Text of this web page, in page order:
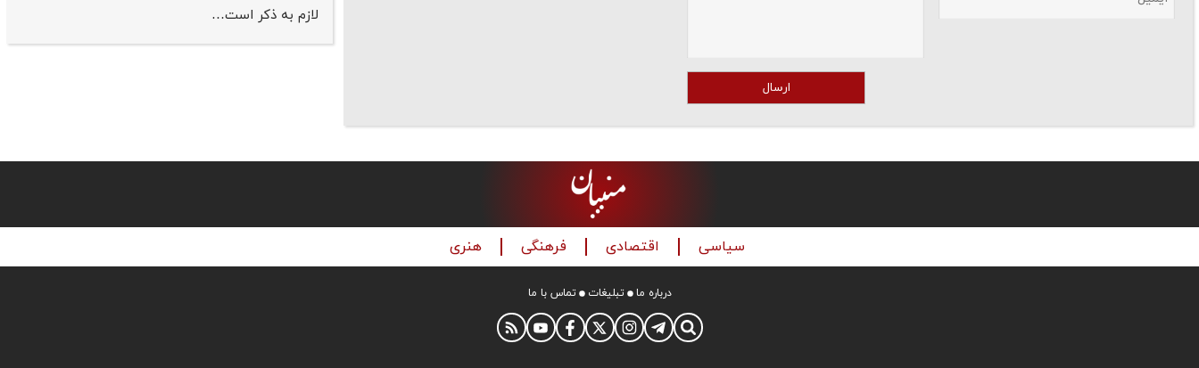
ارسال
لازم به ذکر است…
سیاسی اقتصادی فرهنگی هنری
درباره ما تبلیغات تماس با ما